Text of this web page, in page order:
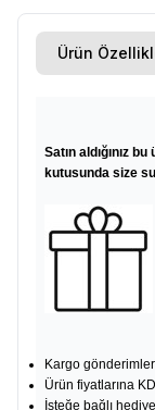
Ürün
Satın aldığınız
kutusunda size
Kargo
Ürün fiyatlarına
İsteğe bağlı